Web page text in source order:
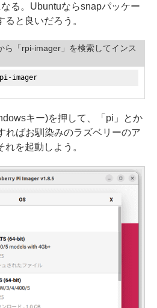
る。Ubuntuならsnapパッケー
と良いだろう。
ら「rpi-imager」を検索してインス
imager
キー)を押して、「pi」とか
ればお馴染みのラズベリーのア
を起動しよう。